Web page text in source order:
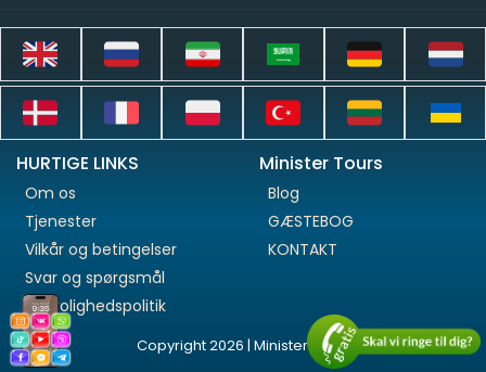
HURTIGE LINKS
Om os
Tjenester
Vilkår og betingelser
Svar og spørgsmål
Fortrolighedspolitik
Minister Tours
Blog
GÆSTEBOG
KONTAKT
Copyright 2026 | Minister Tours